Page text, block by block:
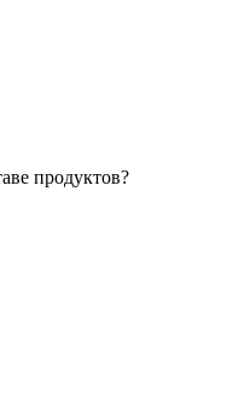
продуктов?